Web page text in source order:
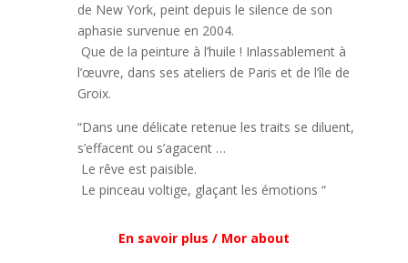
de New York, peint depuis le silence de son
aphasie survenue en 2004.
Que de la peinture à l’huile ! Inlassablement à
l’œuvre, dans ses ateliers de Paris et de l’île de
Groix.
“Dans une délicate retenue les traits se diluent,
s’effacent ou s’agacent …
Le rêve est paisible.
Le pinceau voltige, glaçant les émotions “
En savoir plus / Mor about